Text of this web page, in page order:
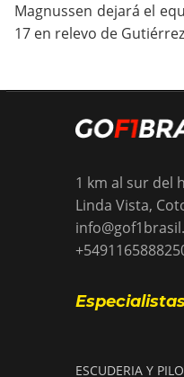
Magnussen dejará el
17 en relevo de
1 km al sur del
Linda Vista,
ESCUDERIA Y